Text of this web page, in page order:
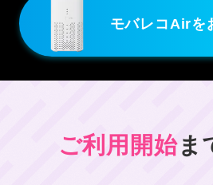
モバレコAirを
ご利用開始ま